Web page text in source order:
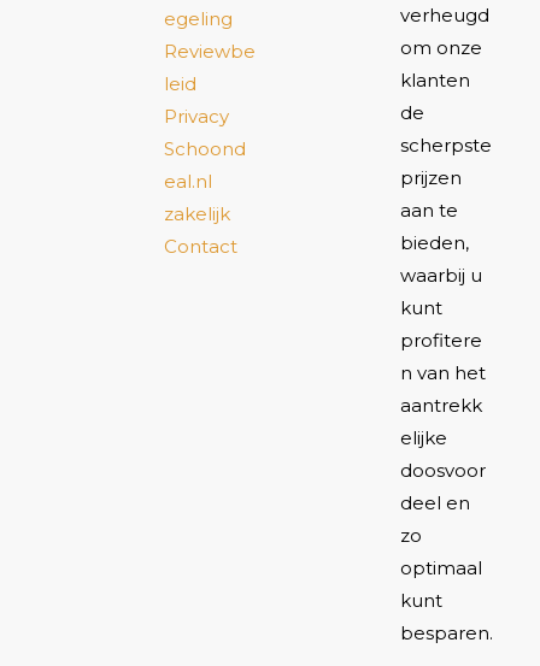
egeling
Reviewbe
leid
Privacy
Schoond
eal.nl
zakelijk
Contact
verheugd
om onze
klanten
de
scherpste
prijzen
aan te
bieden,
waarbij u
kunt
profitere
n van het
aantrekk
elijke
doosvoor
deel en
zo
optimaal
kunt
besparen.